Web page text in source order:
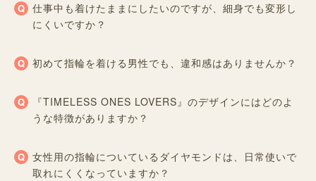
仕事中も着けたままにしたいのですが、細身でも変形し
にくいですか？
初めて指輪を着ける男性でも、違和感はありませんか？
『TIMELESS ONES LOVERS』のデザインにはどのよ
うな特徴がありますか？
女性用の指輪についているダイヤモンドは、日常使いで
取れにくくなっていますか？